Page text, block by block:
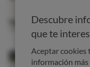
Olay Regenerist:
Descubre
que te
Aceptar cookies
información